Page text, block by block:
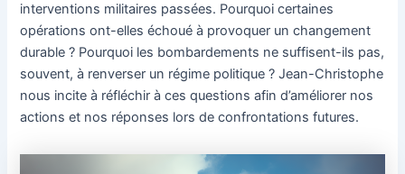
interventions militaires passées. Pourquoi certaines
opérations ont-elles échoué à provoquer un changement
durable ? Pourquoi les bombardements ne suffisent-ils pas,
souvent, à renverser un régime politique ? Jean-Christophe
nous incite à réfléchir à ces questions afin d’améliorer nos
actions et nos réponses lors de confrontations futures.